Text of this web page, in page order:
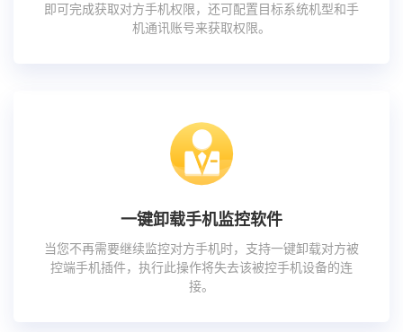
即可完成获取对方手机权限，还可配置目标系统机型和手
机通讯账号来获取权限。
一键卸载手机监控软件
当您不再需要继续监控对方手机时，支持一键卸载对方被
控端手机插件，执行此操作将失去该被控手机设备的连
接。